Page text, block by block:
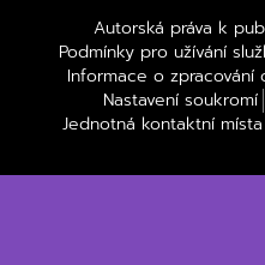
Autorská práva k
Podmínky pro užívání
Informace o zpracování
Nastavení soukromí
Jednotná kontaktní